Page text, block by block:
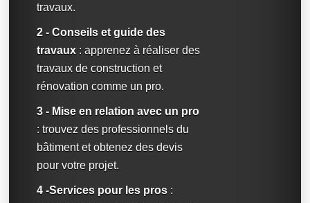
travaux.
2 - Conseils et guide des
travaux : apprenez à réaliser des
travaux de construction et
rénovation comme un pro.
3 - Mise en relation avec un pro
: trouvez des professionnels du
bâtiment et obtenez des devis
pour votre projet.
4 -Services pour les pros :